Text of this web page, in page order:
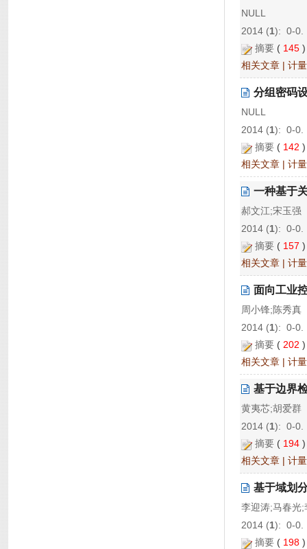
NULL
2014 (1): 0-0.
摘要 ( 145
相关文章 | 计
分组密码
NULL
2014 (1): 0-0.
摘要 ( 142
相关文章 | 计
一种基于
郝文江;宋玉强
2014 (1): 0-0.
摘要 ( 157
相关文章 | 计
面向工业
周小锋;陈秀真
2014 (1): 0-0.
摘要 ( 202
相关文章 | 计
基于边界
黄夷芯;胡爱群
2014 (1): 0-0.
摘要 ( 194
相关文章 | 计
基于域划
李迎涛;马春光;
2014 (1): 0-0.
摘要 ( 198